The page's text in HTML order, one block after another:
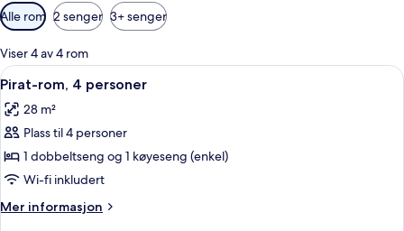
Tilgjengelige
filtre
for
rom
Alle rom 2 senger 3+ senger
Viser 4 av 4 rom
Åpne
alle
bildene
av
Pirat-
rom,
4
personer
5
Pirat-rom, 4 personer
28 m²
Plass til 4 personer
1 dobbeltseng og 1 køyeseng (enkel)
Wi-fi inkludert
Mer informasjon
Mer